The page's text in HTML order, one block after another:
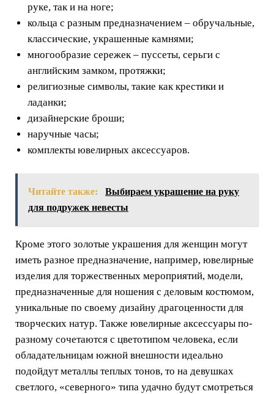
руке, так и на ноге;
кольца с разным предназначением – обручальные,
классические, украшенные камнями;
многообразие сережек – пуссеты, серьги с
английским замком, протяжки;
религиозные символы, такие как крестики и
ладанки;
дизайнерские броши;
наручные часы;
комплекты ювелирных аксессуаров.
Читайте также:
Выбираем украшение на руку
для подружек невесты
Кроме этого золотые украшения для женщин могут
иметь разное предназначение, например, ювелирные
изделия для торжественных мероприятий, модели,
предназначенные для ношения с деловым костюмом,
уникальные по своему дизайну драгоценности для
творческих натур. Также ювелирные аксессуары по-
разному сочетаются с цветотипом человека, если
обладательницам южной внешности идеально
подойдут металлы теплых тонов, то на девушках
светлого, «северного» типа удачно будут смотреться